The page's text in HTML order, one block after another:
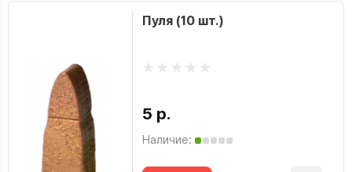
Пуля (10 шт.)
5 р.
Наличие: